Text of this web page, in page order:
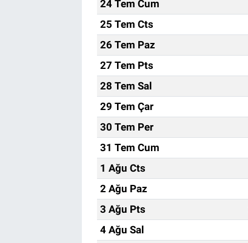
24 Tem Cum
25 Tem Cts
26 Tem Paz
27 Tem Pts
28 Tem Sal
29 Tem Çar
30 Tem Per
31 Tem Cum
1 Ağu Cts
2 Ağu Paz
3 Ağu Pts
4 Ağu Sal